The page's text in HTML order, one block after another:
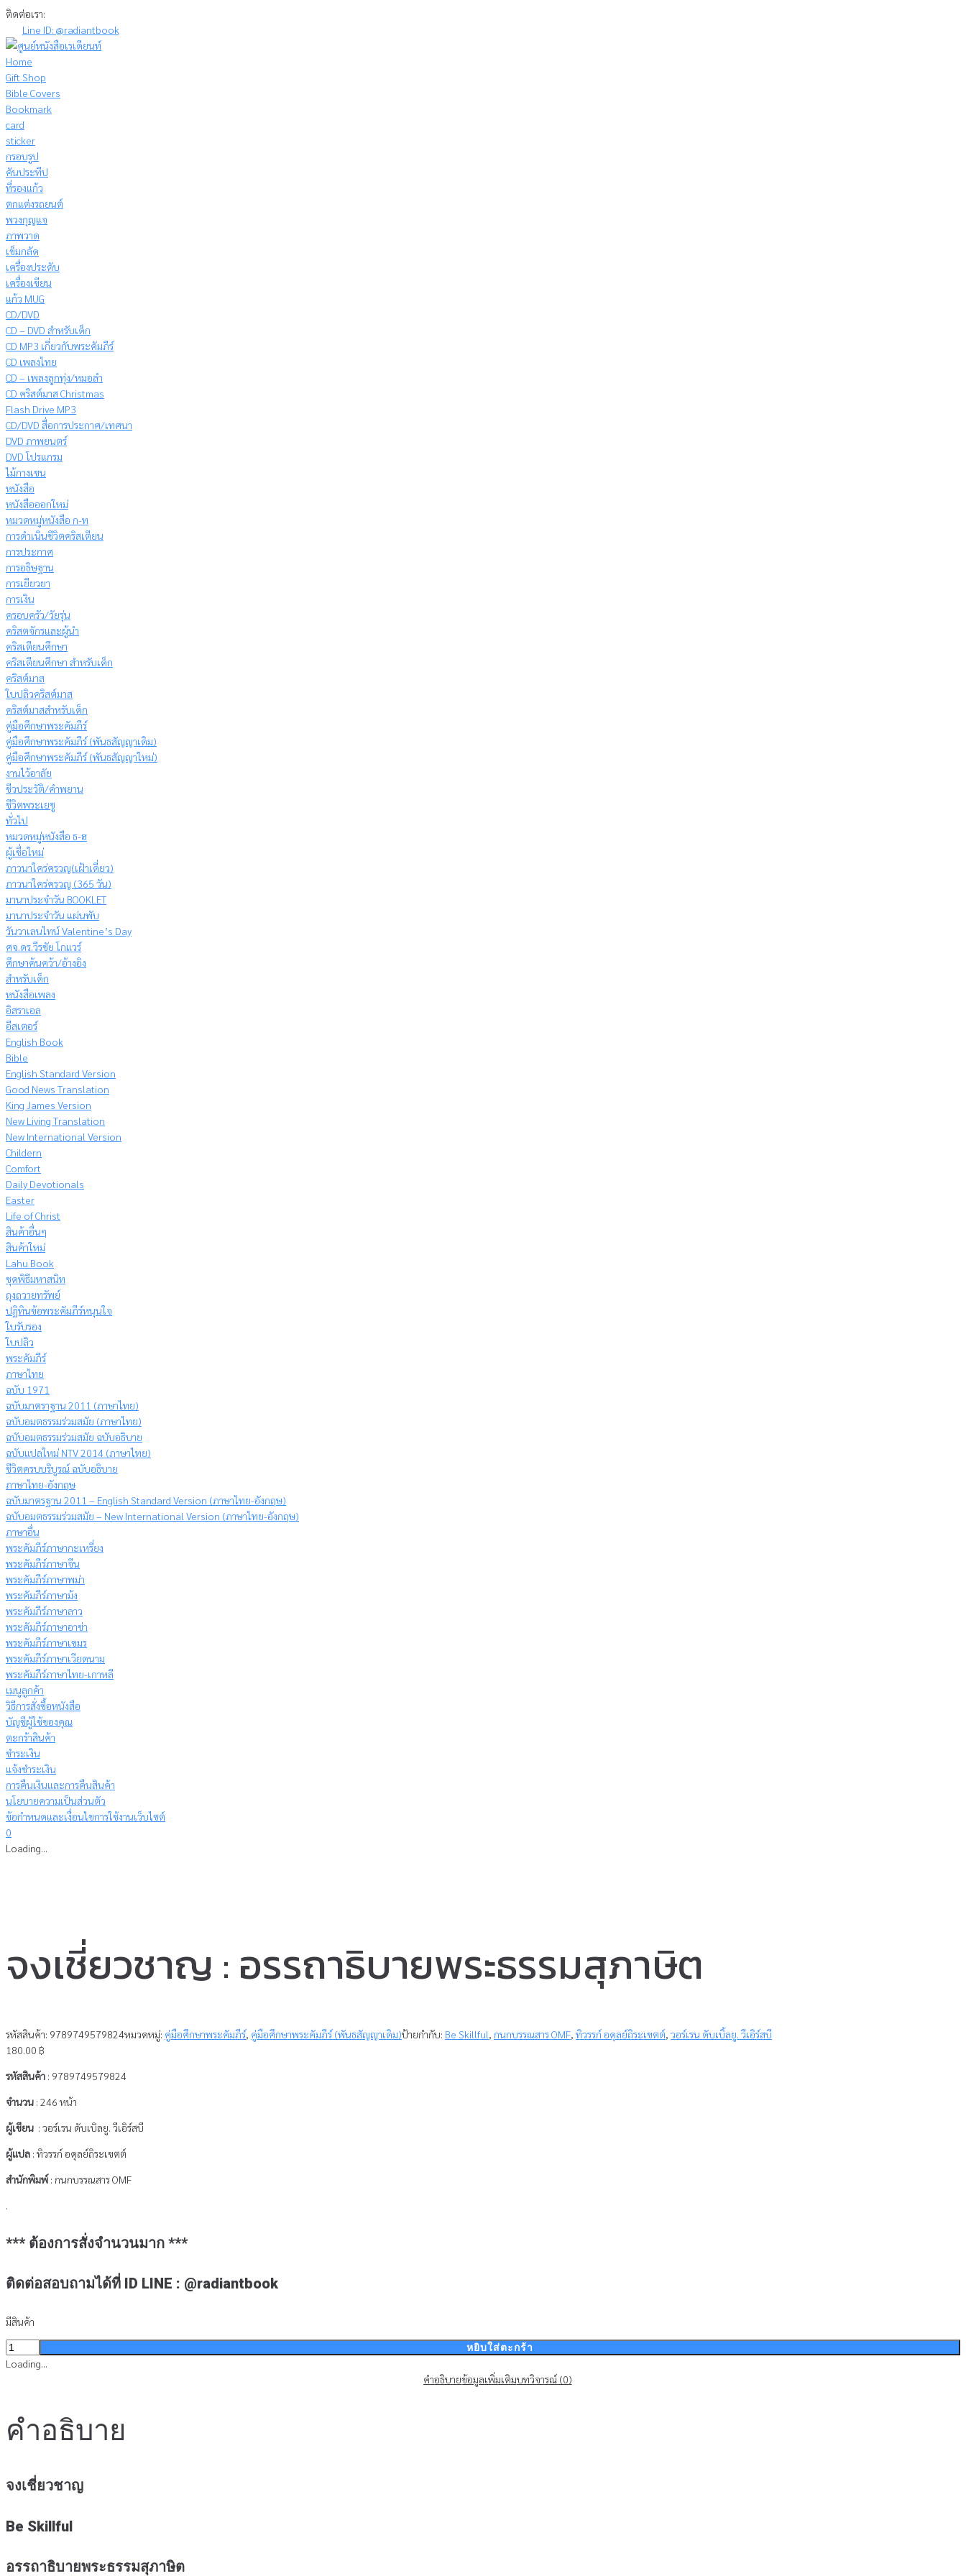
Skip
content
ติดต่อเรา:
Line ID: @radiantbook
Home
Gift Shop
Bible Covers
Bookmark
card
sticker
กรอบรูป
คันประทีป
ที่รองแก้ว
ตกแต่งรถยนต์
พวงกุญแจ
ภาพวาด
เข็มกลัด
เครื่องประดับ
เครื่องเขียน
แก้ว MUG
CD/DVD
CD – DVD สำหรับเด็ก
CD MP3 เกี่ยวกับพระคัมภีร์
CD เพลงไทย
CD – เพลงลูกทุ่ง/หมอลำ
CD คริสต์มาส Christmas
Flash Drive MP3
CD/DVD สื่อการประกาศ/เทศนา
DVD ภาพยนตร์
DVD โปรแกรม
ไม้กางเขน
หนังสือ
หนังสือออกใหม่
หมวดหมู่หนังสือ ก-ท
การดำเนินชีวิตคริสเตียน
การประกาศ
การอธิษฐาน
การเยียวยา
การเงิน
ครอบครัว/วัยรุ่น
คริสตจักรและผู้นำ
คริสเตียนศึกษา
คริสเตียนศึกษา สำหรับเด็ก
คริสต์มาส
ใบปลิวคริสต์มาส
คริสต์มาสสำหรับเด็ก
คู่มือศึกษาพระคัมภีร์
คู่มือศึกษาพระคัมภีร์ (พันธสัญญาเดิม)
คู่มือศึกษาพระคัมภีร์ (พันธสัญญาใหม่)
งานไว้อาลัย
ชีวประวัติ/คำพยาน
ชีวิตพระเยซู
ทั่วไป
หมวดหมู่หนังสือ ธ-ฮ
ผู้เชื่อใหม่
ภาวนาใคร่ครวญ(เฝ้าเดี่ยว)
ภาวนาใคร่ครวญ (365 วัน)
มานาประจำวัน BOOKLET
มานาประจำวัน แผ่นพับ
วันวาเลนไทน์ Valentine’s Day
ศจ.ดร.วีรชัย โกแวร์
ศึกษาค้นคว้า/อ้างอิง
สำหรับเด็ก
หนังสือเพลง
อิสราเอล
อีสเตอร์
English Book
Bible
English Standard Version
Good News Translation
King James Version
New Living Translation
New International Version
Childern
Comfort
Daily Devotionals
Easter
Life of Christ
สินค้าอื่นๆ
สินค้าใหม่
Lahu Book
ชุดพิธีมหาสนิท
ถุงถวายทรัพย์
ปฏิทินข้อพระคัมภีร์หนุนใจ
ใบรับรอง
ใบปลิว
พระคัมภีร์
ภาษาไทย
ฉบับ 1971
ฉบับมาตราฐาน 2011 (ภาษาไทย)
ฉบับอมตธรรมร่วมสมัย (ภาษาไทย)
ฉบับอมตธรรมร่วมสมัย ฉบับอธิบาย
ฉบับแปลใหม่ NTV 2014 (ภาษาไทย)
ชีวิตครบบริบูรณ์ ฉบับอธิบาย
ภาษาไทย-อังกฤษ
ฉบับมาตรฐาน 2011 – English Standard Version (ภาษาไทย-อังกฤษ)
ฉบับอมตธรรมร่วมสมัย – New International Version (ภาษาไทย-อังกฤษ)
ภาษาอื่น
พระคัมภีร์ภาษากะเหรี่ยง
พระคัมภีร์ภาษาจีน
พระคัมภีร์ภาษาพม่า
พระคัมภีร์ภาษาม้ง
พระคัมภีร์ภาษาลาว
พระคัมภีร์ภาษาอาข่า
พระคัมภีร์ภาษาเขมร
พระคัมภีร์ภาษาเวียดนาม
พระคัมภีร์ภาษาไทย-เกาหลี
เมนูลูกค้า
วิธีการสั่งซื้อหนังสือ
บัญชีผู้ใช้ของคุณ
ตะกร้าสินค้า
ชำระเงิน
แจ้งชำระเงิน
การคืนเงินและการคืนสินค้า
นโยบายความเป็นส่วนตัว
ข้อกำหนดและเงื่อนไขการใช้งานเว็บไซต์
0
Loading...
จงเชี่ยวชาญ : อรรถาธิบายพระธรรมสุภาษิต
รหัสสินค้า: 9789749579824หมวดหมู่: คู่มือศึกษาพระคัมภีร์, คู่มือศึกษาพระคัมภีร์ (พันธสัญญาเดิม)ป้ายกำกับ: Be Skillful, กนกบรรณสาร OMF, ทิวรรก์ อดุลย์ถิระเขตต์, วอร์เรน ดับเบิ้ลยู. วีเอิร์สบี
180.00 ฿
รหัสสินค้า : 9789749579824
จำนวน : 246 หน้า
ผู้เขียน : วอร์เรน ดับเบิลยู. วีเอิร์สบี
ผู้แปล : ทิวรรก์ อดุลย์ถิระเขตต์
สำนักพิมพ์: กนกบรรณสาร OMF
.
*** ต้องการสั่งจำนวนมาก ***
ติดต่อสอบถามได้ที่ ID LINE : @radiantbook
มีสินค้า
จำนวน
จง
พระ
ธรรม
หยิบใส่ตะกร้า
Loading...
คำอธิบายข้อมูลเพิ่มเติมบทวิจารณ์ (0)
คำอธิบาย
จงเชี่ยวชาญ
Be Skillful
อรรถาธิบายพระธรรมสุภาษิต